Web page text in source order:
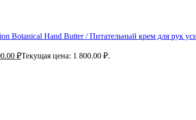
Botanical Hand Butter / Питательный крем для рук
₽Текущая цена: 1 800.00 ₽.